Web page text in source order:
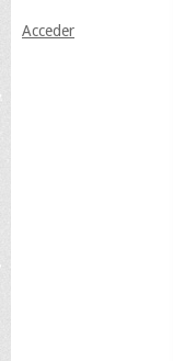
Acceder